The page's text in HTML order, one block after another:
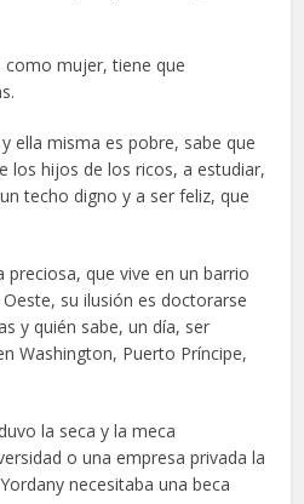
como mujer, tiene que
ella misma es pobre, sabe que
los hijos de los ricos, a estudiar,
techo digno y a ser feliz, que
preciosa, que vive en un barrio
su ilusión es doctorarse
y quién sabe, un día, ser
Washington, Puerto Príncipe,
la seca y la meca
o una empresa privada la
necesitaba una beca